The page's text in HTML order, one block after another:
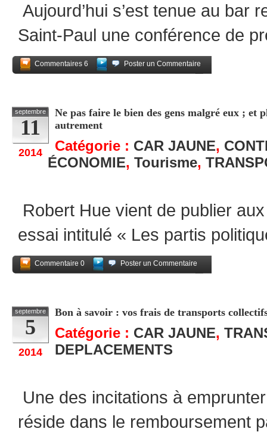
Aujourd’hui s’est tenue au bar
Saint-Paul une conférence de
Commentaires 6
Poster un Commentaire
septembre
11
2014
Ne pas faire le bien des gens malgré eux ; et
autrement
Catégorie : CAR JAUNE,
ÉCONOMIE, Tourisme,
Robert Hue vient de publier
essai intitulé « Les partis
Commentaire 0
Poster un Commentaire
septembre
5
2014
Bon à savoir : vos frais de transports
Catégorie : CAR JAUNE,
DEPLACEMENTS
Une des incitations à
réside dans le remboursement